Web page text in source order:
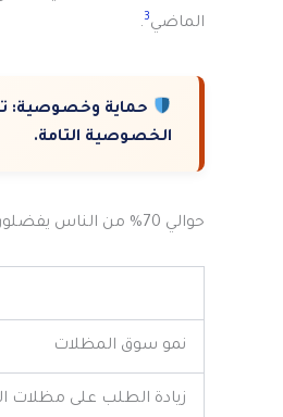
الماضي3
.
حماية وخصوصية:
الخصوصية التامة.
حوالي 70% من الناس يفضلون المظلات لتجنب الحرارة في الصيف. هذا يبرز أهمية المظلات في الحياة اليومية
نمو سوق المظلات
زيادة الطلب على مظلات